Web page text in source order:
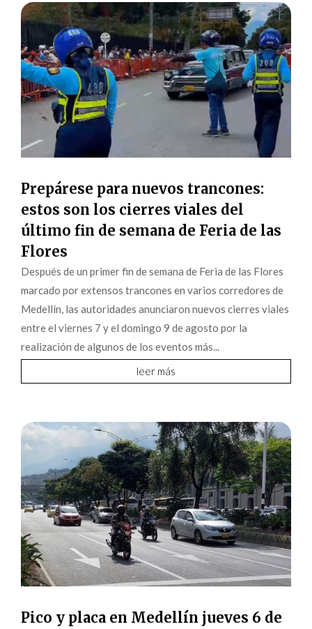
Prepárese para nuevos trancones:
estos son los cierres viales del
último fin de semana de Feria de las
Flores
Después de un primer fin de semana de Feria de las Flores
marcado por extensos trancones en varios corredores de
Medellín, las autoridades anunciaron nuevos cierres viales
entre el viernes 7 y el domingo 9 de agosto por la
realización de algunos de los eventos más...
leer más
Pico y placa en Medellín jueves 6 de